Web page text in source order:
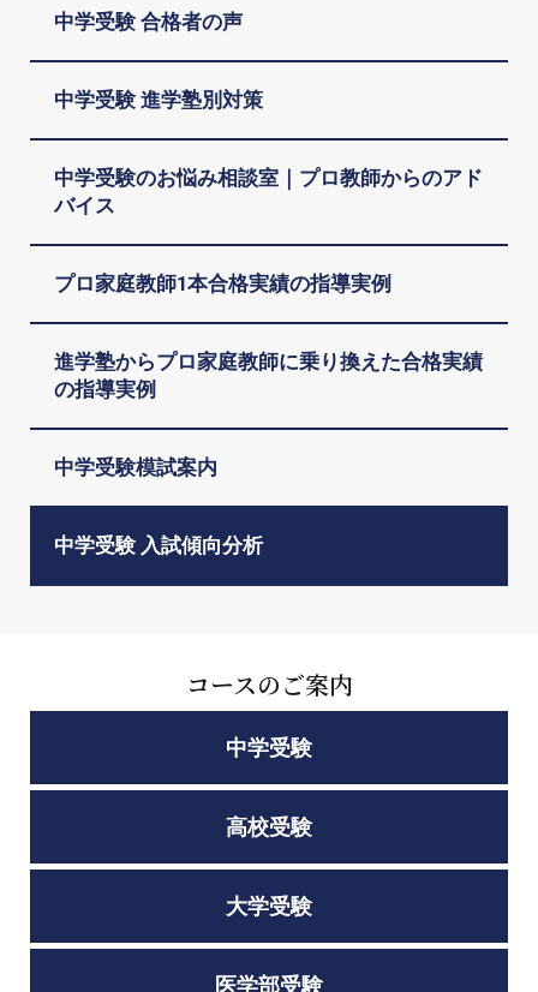
中学受験 合格者の声
中学受験 進学塾別対策
中学受験のお悩み相談室｜プロ教師からのアド
バイス
プロ家庭教師1本合格実績の指導実例
進学塾からプロ家庭教師に乗り換えた合格実績
の指導実例
中学受験模試案内
中学受験 入試傾向分析
コースのご案内
中学受験
高校受験
大学受験
医学部受験